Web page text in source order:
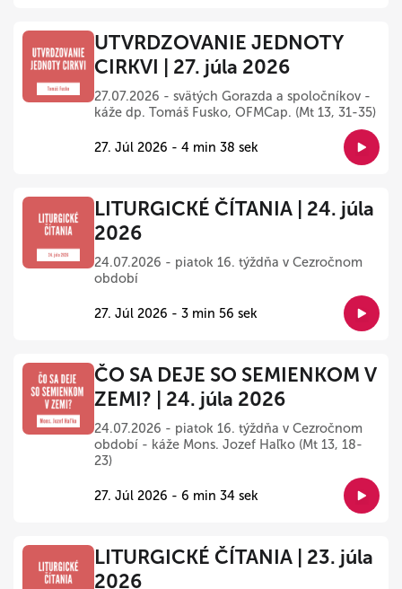
UTVRDZOVANIE JEDNOTY
CIRKVI | 27. júla 2026
27.07.2026 - svätých Gorazda a spoločníkov -
káže dp. Tomáš Fusko, OFMCap. (Mt 13, 31-35)
27. Júl 2026 - 4 min 38 sek
LITURGICKÉ ČÍTANIA | 24. júla
2026
24.07.2026 - piatok 16. týždňa v Cezročnom
období
27. Júl 2026 - 3 min 56 sek
ČO SA DEJE SO SEMIENKOM V
ZEMI? | 24. júla 2026
24.07.2026 - piatok 16. týždňa v Cezročnom
období - káže Mons. Jozef Haľko (Mt 13, 18-
23)
27. Júl 2026 - 6 min 34 sek
LITURGICKÉ ČÍTANIA | 23. júla
2026